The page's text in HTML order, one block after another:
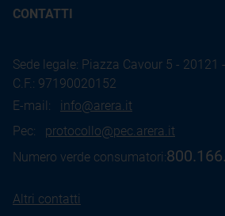
CONTATTI
Sede legale: Piazza Cavour 5 - 20121
C.F.: 97190020152
E-mail: info@arera.it
Pec: protocollo@pec.arera.it
Numero verde consumatori:
Altri contatti